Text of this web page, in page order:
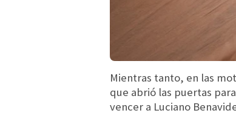
Mientras tanto, en las
que abrió las puertas
vencer a Luciano